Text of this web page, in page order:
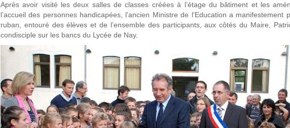
Après avoir visité les deux salles de classes créées à l’étage du bâtiment et les
l’accueil des personnes handicapées, l’ancien Ministre de l’Education a manifestement
ruban, entouré des élèves et de l’ensemble des participants, aux côtés du Maire,
condisciple sur les bancs du Lycée de Nay.